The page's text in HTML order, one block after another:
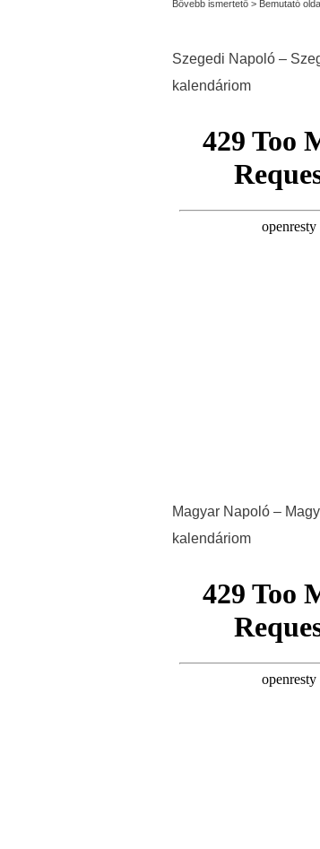
Bővebb ismertető > Bemutató
Szegedi Napoló –
kalendáriom
Magyar Napoló –
kalendáriom